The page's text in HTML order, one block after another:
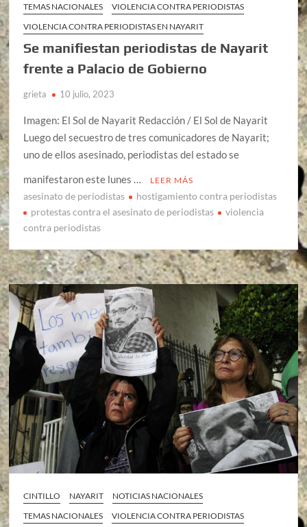
TEMAS NACIONALES
VIOLENCIA CONTRA PERIODISTAS
VIOLENCIA CONTRA PERIODISTAS EN NAYARIT
Se manifiestan periodistas de Nayarit
frente a Palacio de Gobierno
grieta 10 julio, 2023
Imagen: El Sol de Nayarit Redacción / El Sol de Nayarit
Luego del secuestro de tres comunicadores de Nayarit;
uno de ellos asesinado, periodistas del estado se
manifestaron este lunes …
LEER MÁS
asesinato de periodistas
hostigamiento contra periodistas
protestas contra el asesinato de periodistas
violencia
contra periodistas
CINTILLO NAYARIT
NOTICIAS NACIONALES
TEMAS NACIONALES
VIOLENCIA CONTRA PERIODISTAS